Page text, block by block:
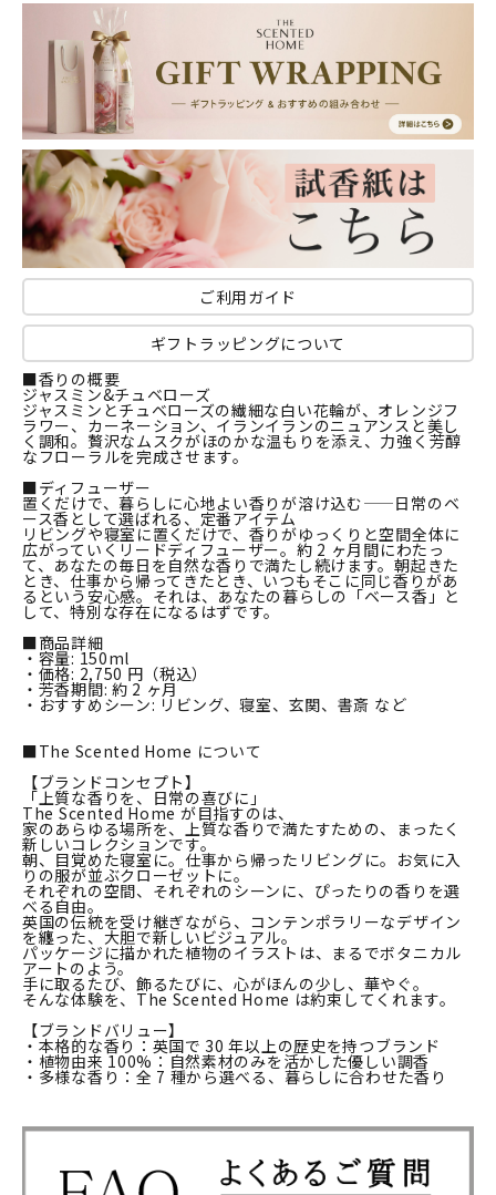
ご利用ガイド
ギフトラッピングについて
■香りの概要
ジャスミン&チュベローズ
ジャスミンとチュベローズの繊細な白い花輪が、オレンジフ
ラワー、カーネーション、イランイランのニュアンスと美し
く調和。贅沢なムスクがほのかな温もりを添え、力強く芳醇
なフローラルを完成させます。
■ディフューザー
置くだけで、暮らしに心地よい香りが溶け込む——日常のベ
ース香として選ばれる、定番アイテム
リビングや寝室に置くだけで、香りがゆっくりと空間全体に
広がっていくリードディフューザー。約 2 ヶ月間にわたっ
て、あなたの毎日を自然な香りで満たし続けます。朝起きた
とき、仕事から帰ってきたとき、いつもそこに同じ香りがあ
るという安心感。それは、あなたの暮らしの「ベース香」と
して、特別な存在になるはずです。
■商品詳細
・容量: 150ml
・価格: 2,750 円（税込）
・芳香期間: 約 2 ヶ月
・おすすめシーン: リビング、寝室、玄関、書斎 など
■The Scented Home について
【ブランドコンセプト】
「上質な香りを、日常の喜びに」
The Scented Home が目指すのは、
家のあらゆる場所を、上質な香りで満たすための、まったく
新しいコレクションです。
朝、目覚めた寝室に。仕事から帰ったリビングに。お気に入
りの服が並ぶクローゼットに。
それぞれの空間、それぞれのシーンに、ぴったりの香りを選
べる自由。
英国の伝統を受け継ぎながら、コンテンポラリーなデザイン
を纏った、大胆で新しいビジュアル。
パッケージに描かれた植物のイラストは、まるでボタニカル
アートのよう。
手に取るたび、飾るたびに、心がほんの少し、華やぐ。
そんな体験を、The Scented Home は約束してくれます。
【ブランドバリュー】
・本格的な香り：英国で 30 年以上の歴史を持つブランド
・植物由来 100%：自然素材のみを活かした優しい調香
・多様な香り：全 7 種から選べる、暮らしに合わせた香り